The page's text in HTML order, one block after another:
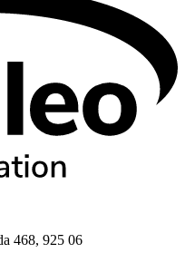
468, 925 06